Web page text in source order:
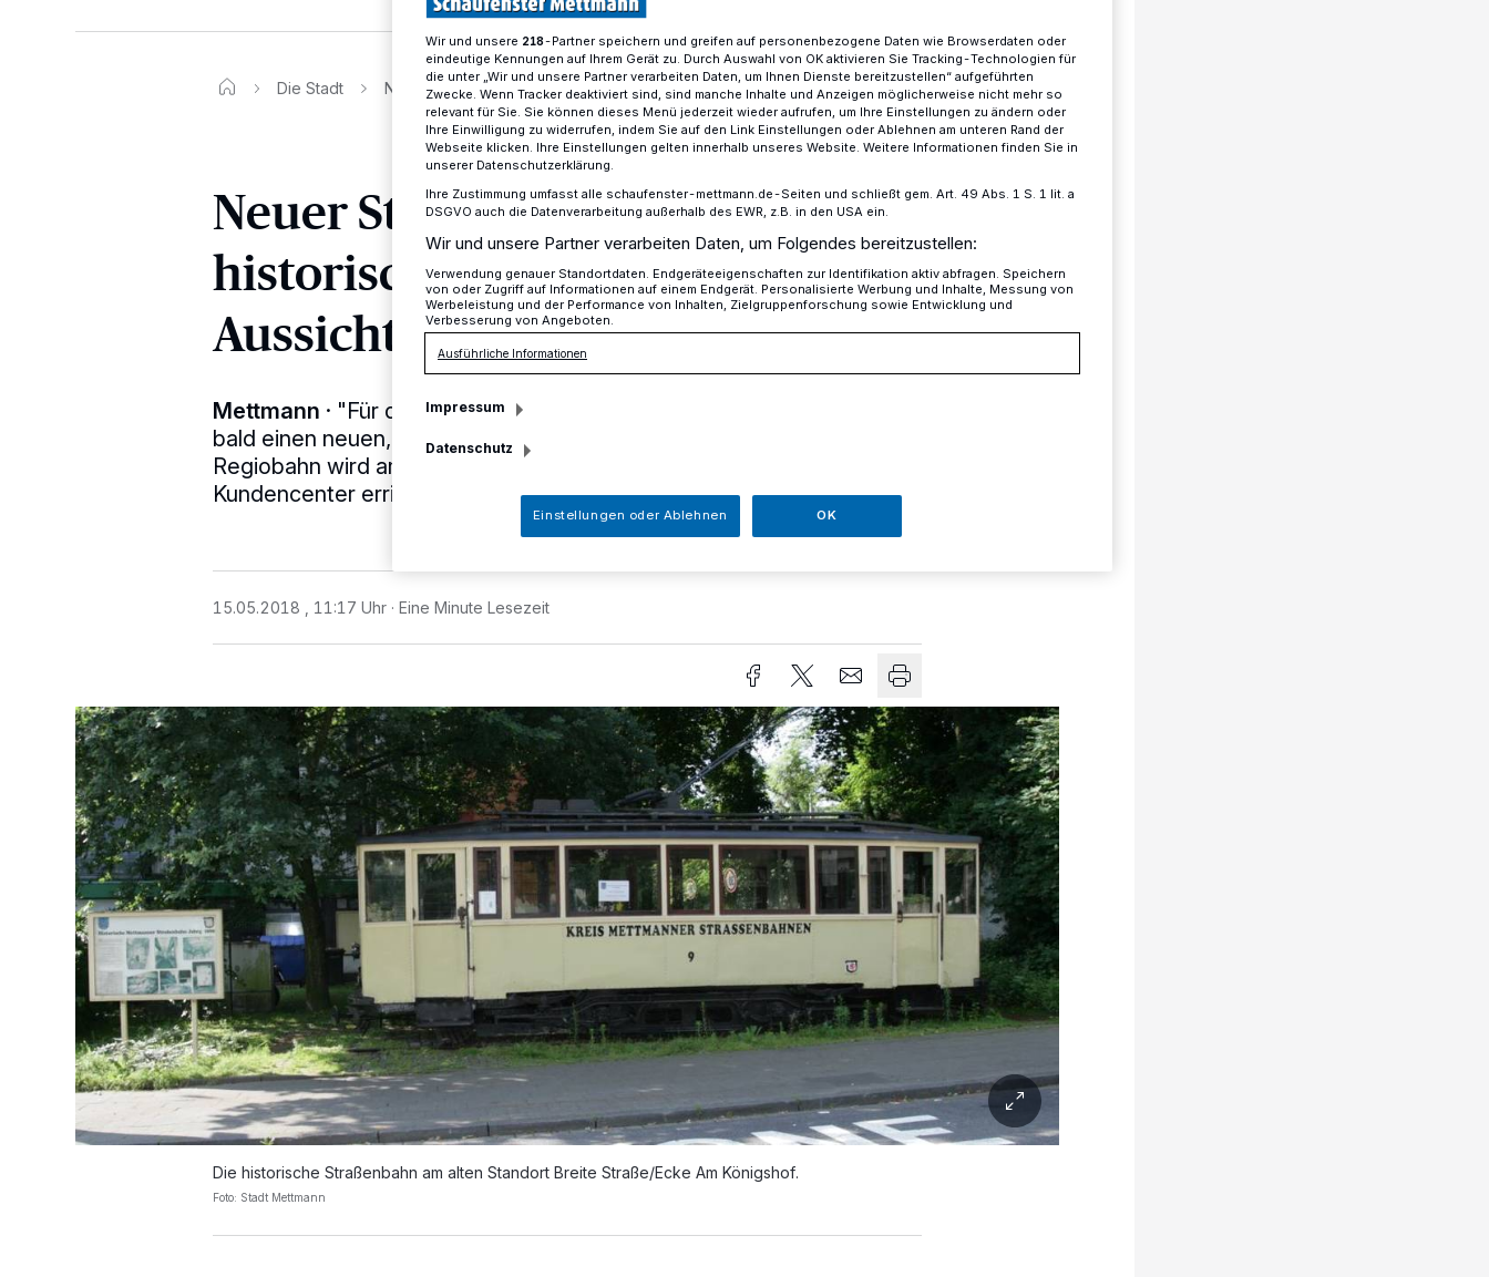
Die Stadt Neuer Standort für die historische Straßenbahn in Aussicht
Neuer Standort für die
historische Straßenbahn in
Aussicht
Mettmann · "Für die historische Mettmanner Straßenbahn könnte es
bald einen neuen, sicheren und geschützten Standort geben. Die
Regiobahn wird am Bahnhof Stadtwald ein neues Gebäude mit einem
Kundencenter errichten.
15.05.2018 , 11:17 Uhr Eine Minute Lesezeit
Die historische Straßenbahn am alten Standort Breite Straße/Ecke Am Königshof.
Foto: Stadt Mettmann
Wir und unsere 218-Partner speichern und greifen auf personenbezogene Daten wie Browserdaten oder
eindeutige Kennungen auf Ihrem Gerät zu. Durch Auswahl von OK aktivieren Sie Tracking-Technologien für
die unter „Wir und unsere Partner verarbeiten Daten, um Ihnen Dienste bereitzustellen“ aufgeführten
Zwecke. Wenn Tracker deaktiviert sind, sind manche Inhalte und Anzeigen möglicherweise nicht mehr so
relevant für Sie. Sie können dieses Menü jederzeit wieder aufrufen, um Ihre Einstellungen zu ändern oder
Ihre Einwilligung zu widerrufen, indem Sie auf den Link Einstellungen oder Ablehnen am unteren Rand der
Webseite klicken. Ihre Einstellungen gelten innerhalb unseres Website. Weitere Informationen finden Sie in
unserer Datenschutzerklärung.
Ihre Zustimmung umfasst alle schaufenster-mettmann.de-Seiten und schließt gem. Art. 49 Abs. 1 S. 1 lit. a
DSGVO auch die Datenverarbeitung außerhalb des EWR, z.B. in den USA ein.
Wir und unsere Partner verarbeiten Daten, um Folgendes bereitzustellen:
Verwendung genauer Standortdaten. Endgeräteeigenschaften zur Identifikation aktiv abfragen. Speichern
von oder Zugriff auf Informationen auf einem Endgerät. Personalisierte Werbung und Inhalte, Messung von
Werbeleistung und der Performance von Inhalten, Zielgruppenforschung sowie Entwicklung und
Verbesserung von Angeboten.
Ausführliche Informationen
Impressum
Datenschutz
Einstellungen oder Ablehnen OK